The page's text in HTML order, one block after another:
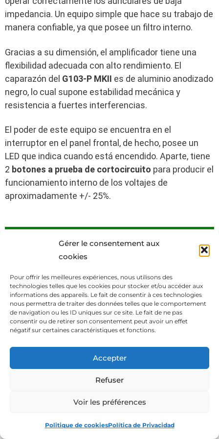
Gérer le consentement aux
cookies
Pour offrir les meilleures expériences, nous utilisons des
technologies telles que les cookies pour stocker et/ou accéder aux
informations des appareils. Le fait de consentir à ces technologies
nous permettra de traiter des données telles que le comportement
de navigation ou les ID uniques sur ce site. Le fait de ne pas
consentir ou de retirer son consentement peut avoir un effet
négatif sur certaines caractéristiques et fonctions.
Accepter
Refuser
Voir les préférences
Politique de cookiesPolítica de Privacidad
impedancia. Un equipo simple que hace su trabajo de
manera confiable, ya que posee un filtro interno.
Gracias a su dimensión, el amplificador tiene una
flexibilidad adecuada con alto rendimiento. El
caparazón del G103-P MKII es de aluminio anodizado
negro, lo cual supone estabilidad mecánica y
resistencia a fuertes interferencias.
El poder de este equipo se encuentra en el
interruptor en el panel frontal, de hecho, posee un
LED que indica cuando está encendido. Aparte, tiene
2 botones a prueba de cortocircuito para producir el
funcionamiento interno de los voltajes de
aproximadamente +/- 25%.
La mano de obra es muy robusta y duradera ;
Tiene una seguridad para cortocircuitos.
Nos gustó menos ?
El diseño es simple, lo que lo hace parecer
básico.